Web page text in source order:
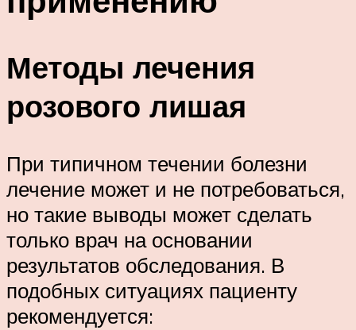
Методы лечения
розового лишая
При типичном течении болезни
лечение может и не потребоваться,
но такие выводы может сделать
только врач на основании
результатов обследования. В
подобных ситуациях пациенту
рекомендуется: